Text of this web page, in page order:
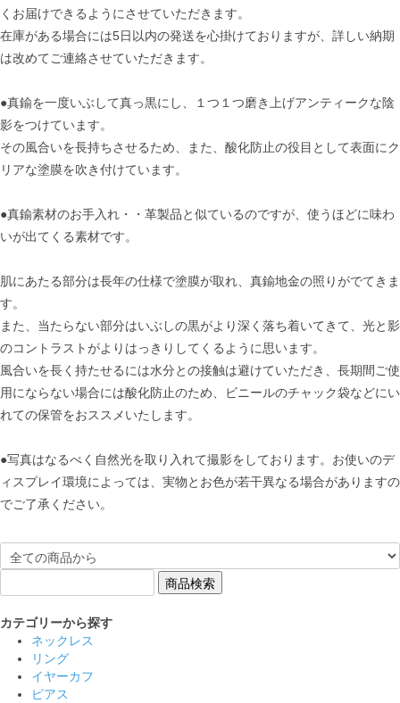
くお届けできるようにさせていただきます。
在庫がある場合には5日以内の発送を心掛けておりますが、詳しい納期
は改めてご連絡させていただきます。
●真鍮を一度いぶして真っ黒にし、１つ１つ磨き上げアンティークな陰
影をつけています。
その風合いを長持ちさせるため、また、酸化防止の役目として表面にク
リアな塗膜を吹き付けています。
●真鍮素材のお手入れ・・革製品と似ているのですが、使うほどに味わ
いが出てくる素材です。
肌にあたる部分は長年の仕様で塗膜が取れ、真鍮地金の照りがでてきま
す。
また、当たらない部分はいぶしの黒がより深く落ち着いてきて、光と影
のコントラストがよりはっきりしてくるように思います。
風合いを長く持たせるには水分との接触は避けていただき、長期間ご使
用にならない場合には酸化防止のため、ビニールのチャック袋などにい
れての保管をおススメいたします。
●写真はなるべく自然光を取り入れて撮影をしております。お使いのデ
ィスプレイ環境によっては、実物とお色が若干異なる場合がありますの
でご了承ください。
カテゴリーから探す
ネックレス
リング
イヤーカフ
ピアス